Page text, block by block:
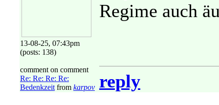
13-08-25, 07:43pm
(posts: 138)
comment on comment
Re: Re: Re: Re:
Bedenkzeit from karpov
Regime auch
reply